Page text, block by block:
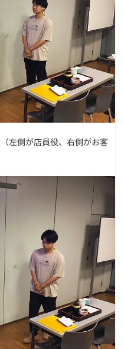
左側が店員役、右側がお客